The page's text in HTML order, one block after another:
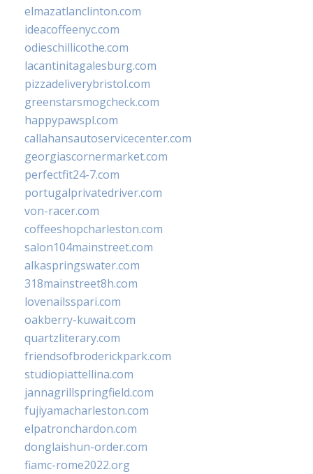
elmazatlanclinton.com
ideacoffeenyc.com
odieschillicothe.com
lacantinitagalesburg.com
pizzadeliverybristol.com
greenstarsmogcheck.com
happypawspl.com
callahansautoservicecenter.com
georgiascornermarket.com
perfectfit24-7.com
portugalprivatedriver.com
von-racer.com
coffeeshopcharleston.com
salon104mainstreet.com
alkaspringswater.com
318mainstreet8h.com
lovenailsspari.com
oakberry-kuwait.com
quartzliterary.com
friendsofbroderickpark.com
studiopiattellina.com
jannagrillspringfield.com
fujiyamacharleston.com
elpatronchardon.com
donglaishun-order.com
fiamc-rome2022.org